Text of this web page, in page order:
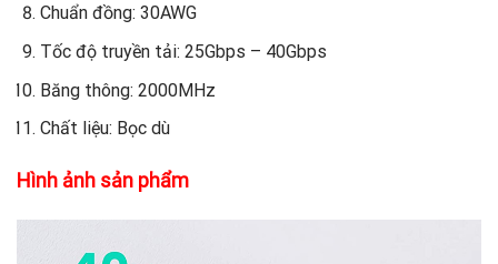
Chuẩn đồng: 30AWG
Tốc độ truyền tải: 25Gbps – 40Gbps
Băng thông: 2000MHz
Chất liệu: Bọc dù
Hình ảnh sản phẩm